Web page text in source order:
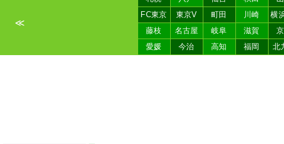
≪
FC東京
東京V 町田 川崎 横
藤枝
名古屋 岐阜 滋賀
愛媛
今治 高知 福岡 北